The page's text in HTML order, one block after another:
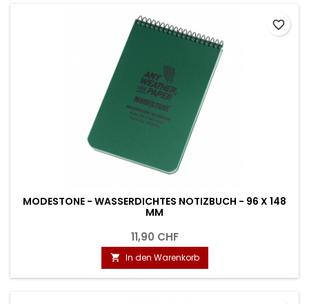
MODESTONE - WASSERDICHTES NOTIZBUCH - 96 X 148
MM
11,90 CHF
 In den Warenkorb
favorite_border